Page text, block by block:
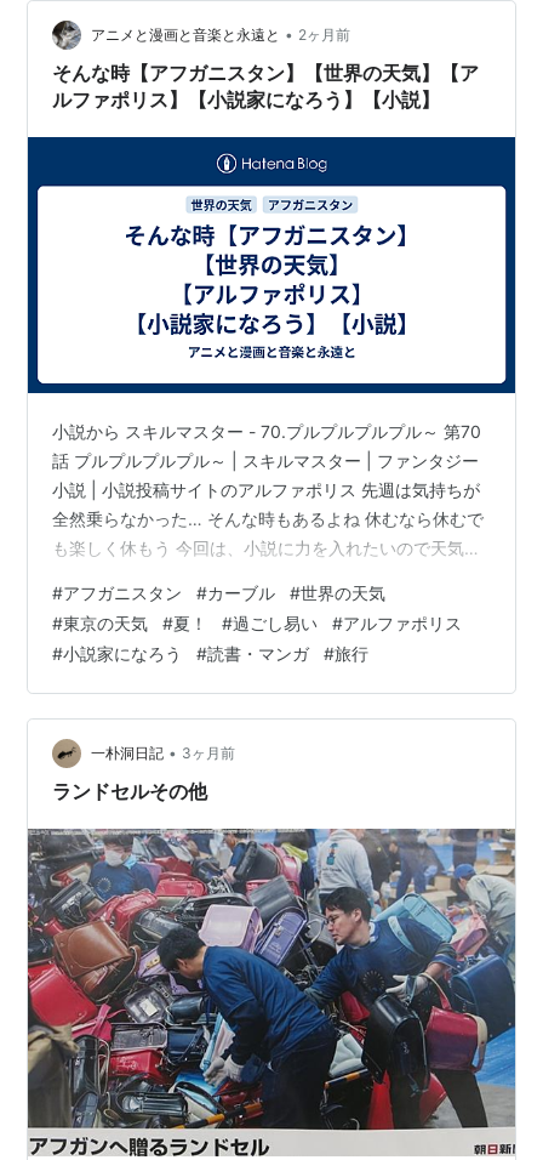
Peace (Japan) Medical Services の総院長・現地代表と
して、パキスタンとアフガニスタンで長年にわたり医
療…
アニメと漫画と音楽と永遠と • 2ヶ月前
そんな時【アフガニスタン】【世界の天気】【ア
ルファポリス】【小説家になろう】【小説】
小説から スキルマスター - 70.プルプルプルプル～ 第70
話 プルプルプルプル～ | スキルマスター | ファンタジー
小説 | 小説投稿サイトのアルファポリス 先週は気持ちが
全然乗らなかった… そんな時もあるよね 休むなら休むで
も楽しく休もう 今回は、小説に力を入れたいので天気だ
の首都のカーブルの明日の天気は、 晴れ 最高気温３２℃
最低気温１２℃です。 夏！って感じ。 東京の明日の天気
は、 曇時々雨 最高気温２４℃ 最低気温１９℃です。 今
週は過ごし易い気温になりそうです。
#アフガニスタン #カーブル #世界の天気
#東京の天気 #夏！ #過ごし易い #アルファポリス
#小説家になろう #読書・マンガ #旅行
一朴洞日記 • 3ヶ月前
ランドセルその他